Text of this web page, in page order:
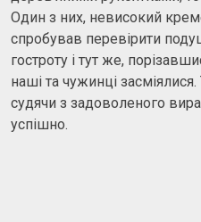
Один з них, невисокий
спробував перевірити
гостроту і тут же,
наші та чужинці
судячи з задоволеного
успішно.